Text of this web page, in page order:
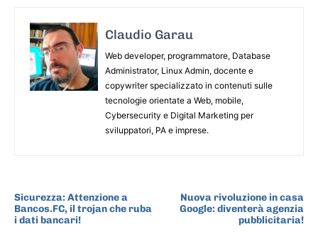
Claudio Garau
Web developer, programmatore, Database
Administrator, Linux Admin, docente e
copywriter specializzato in contenuti sulle
tecnologie orientate a Web, mobile,
Cybersecurity e Digital Marketing per
sviluppatori, PA e imprese.
Sicurezza: Attenzione a
Bancos.FC, il trojan che ruba
i dati bancari!
Nuova rivoluzione in casa
Google: diventerà agenzia
pubblicitaria!